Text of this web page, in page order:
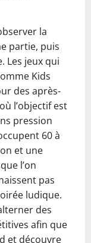
la
partie, puis
Les jeux qui
Kids
des après-
l’objectif est
pression
60 à
et une
l’on
pas
ludique.
des
afin que
et découvre